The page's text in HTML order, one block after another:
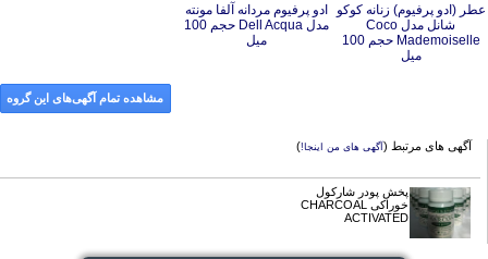
عطر (ادو پرفیوم) زنانه کوکو
شانل مدل Coco
Mademoiselle حجم 100
میل
ادو پرفیوم مردانه آلفا مونته
مدل Dell Acqua حجم 100
میل
مشاهده تمام آگهی‌های این گروه
آگهی های مرتبط (آگهی های من اینجا!)
پخش پودر شارکول
خوراکی CHARCOAL
ACTIVATED